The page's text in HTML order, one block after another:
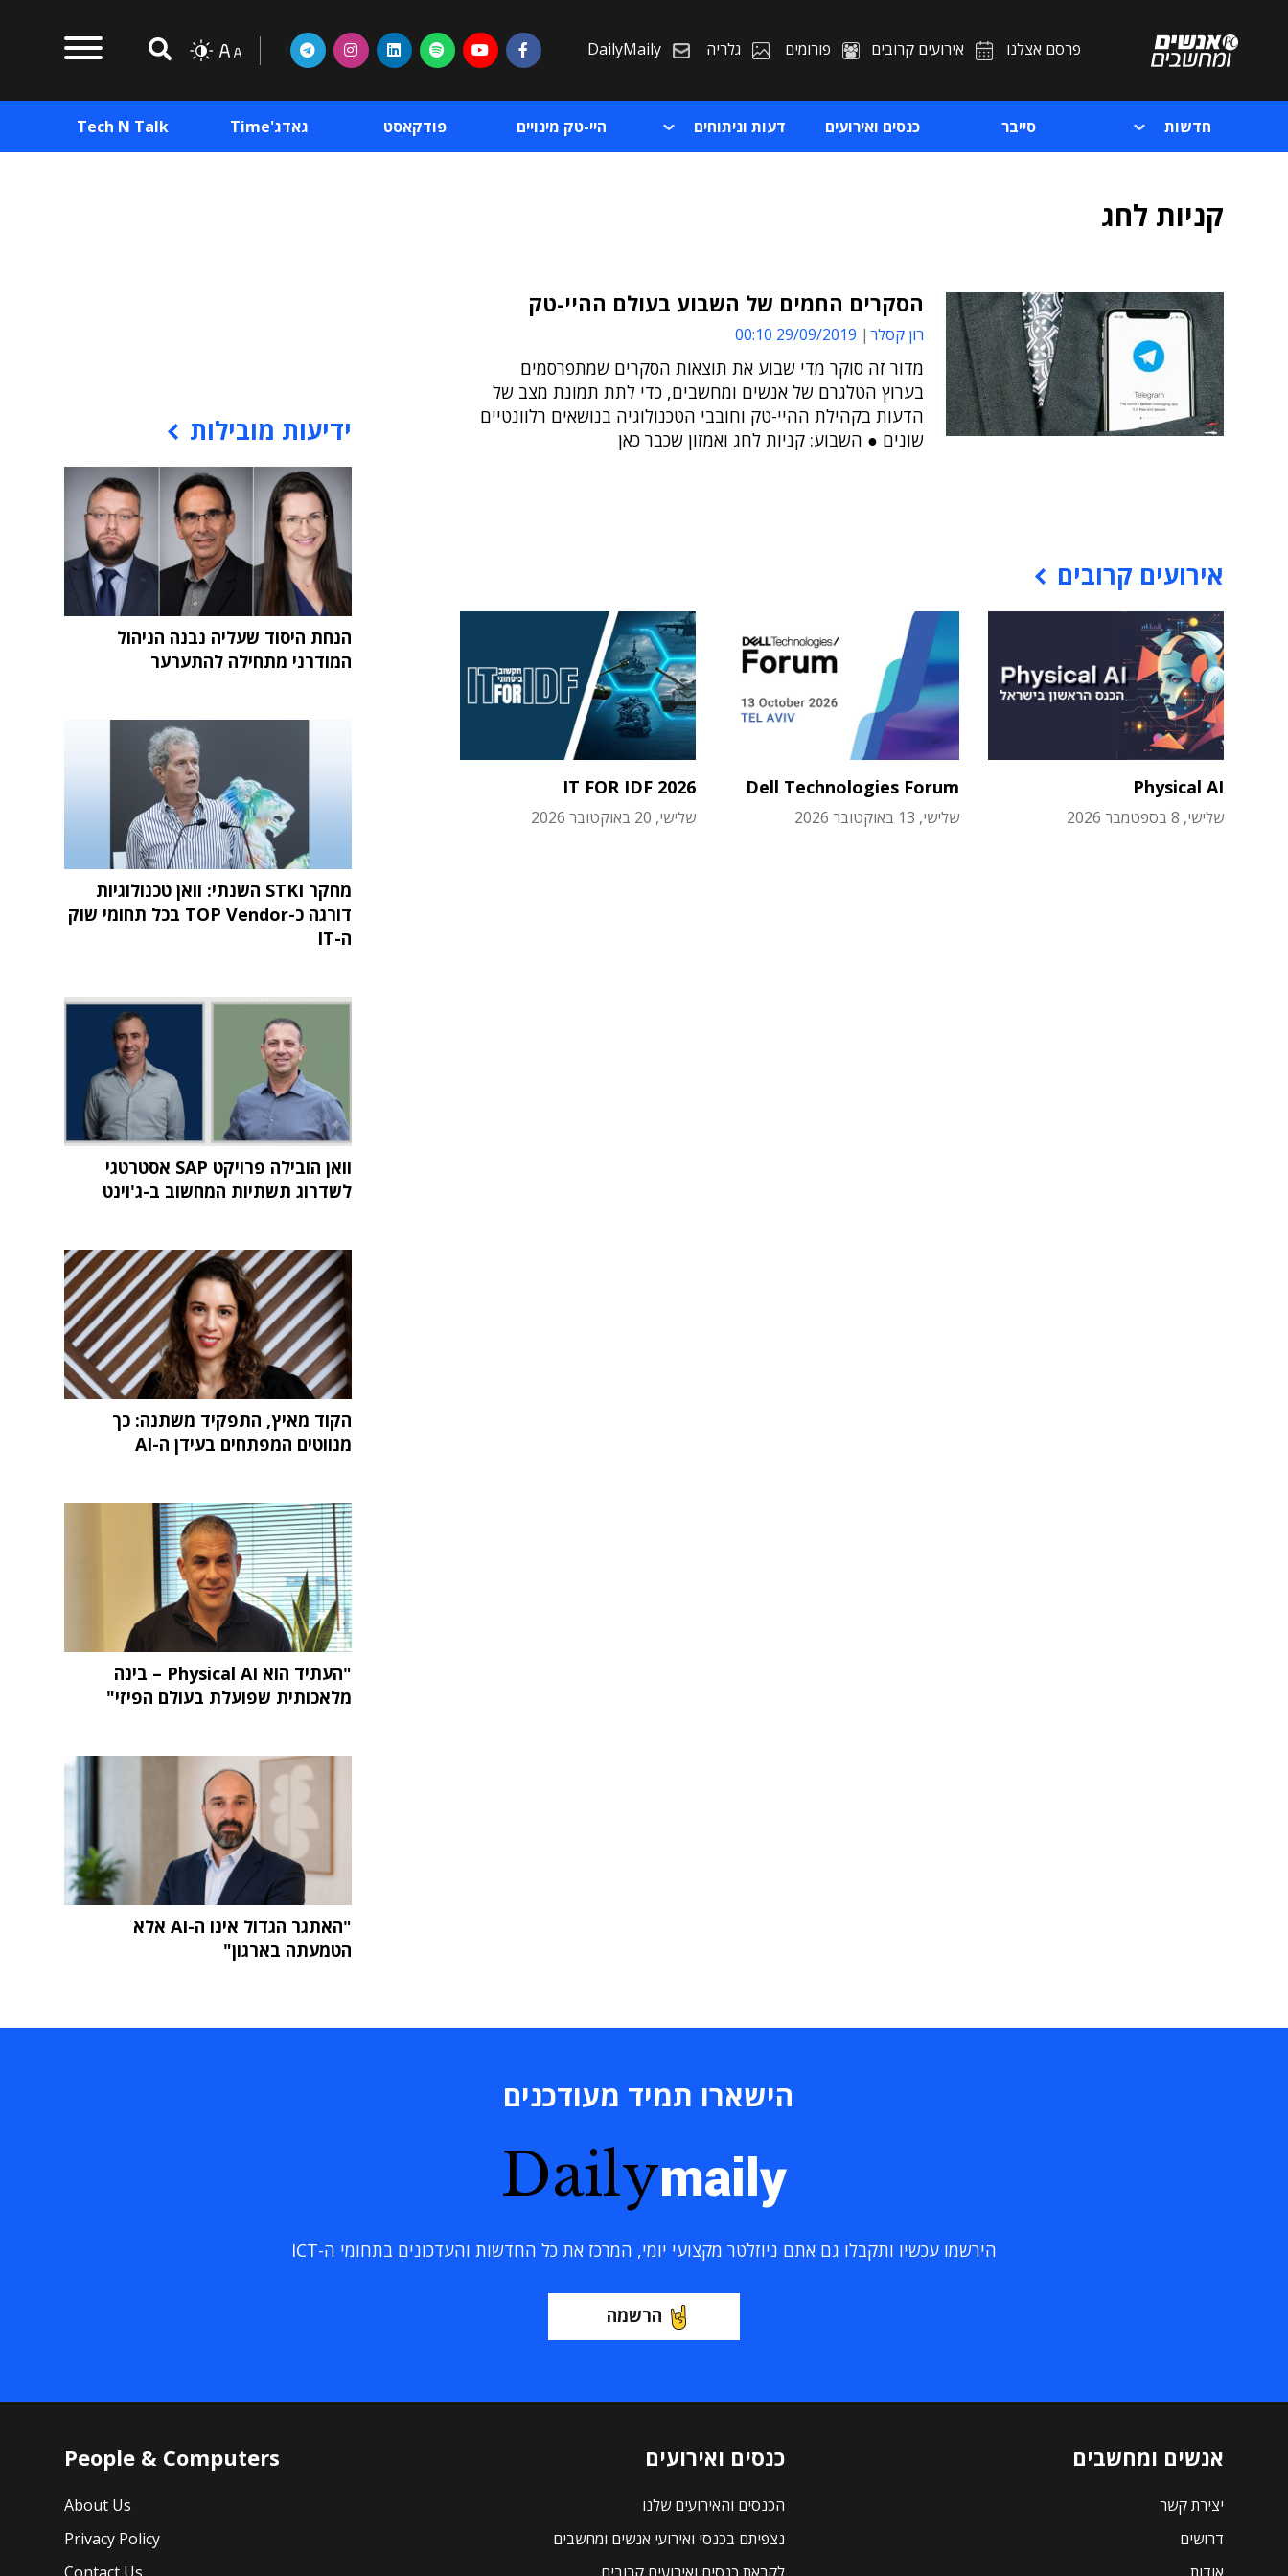
פרסם אצלנו אירועים קרובים פורומים גלריה DailyMaily
חדשות סייבר כנסים ואירועים דעות וניתוחים היי-טק מינויים פודקאסט גאדג'Time Tech N Talk
קניות לחג
הסקרים החמים של השבוע בעולם ההיי-טק
רון קסלר 29/09/2019 00:10
מדור זה סוקר מדי שבוע את תוצאות הסקרים שמתפרסמים
בערוץ הטלגרם של אנשים ומחשבים, כדי לתת תמונת מצב של
הדעות בקהילת ההיי-טק וחובבי הטכנולוגיה בנושאים רלוונטיים
שונים ● השבוע: קניות לחג ואמזון שכבר כאן
אירועים קרובים
Physical AI
שלישי, 8 בספטמבר 2026
Dell Technologies Forum
שלישי, 13 באוקטובר 2026
IT FOR IDF 2026
שלישי, 20 באוקטובר 2026
ידיעות מובילות
הנחת היסוד שעליה נבנה הניהול
המודרני מתחילה להתערער
מחקר STKI השנתי: וואן טכנולוגיות
דורגה כ-TOP Vendor בכל תחומי שוק
ה-IT
וואן הובילה פרויקט SAP אסטרטגי
לשדרוג תשתיות המחשוב ב-ג'וינט
הקוד מאיץ, התפקיד משתנה: כך
מנווטים המפתחים בעידן ה-AI
"העתיד הוא Physical AI – בינה
מלאכותית שפועלת בעולם הפיזי"
"האתגר הגדול אינו ה-AI אלא
הטמעתה בארגון"
הישארו תמיד מעודכנים
Dailymaily
הירשמו עכשיו ותקבלו גם אתם ניוזלטר מקצועי יומי, המרכז את כל החדשות והעדכונים בתחומי ה-ICT
הרשמה
אנשים ומחשבים
יצירת קשר
דרושים
כנסים ואירועים
הכנסים והאירועים שלנו
נצפיתם בכנסי ואירועי אנשים ומחשבים
People & Computers
About Us
Privacy Policy